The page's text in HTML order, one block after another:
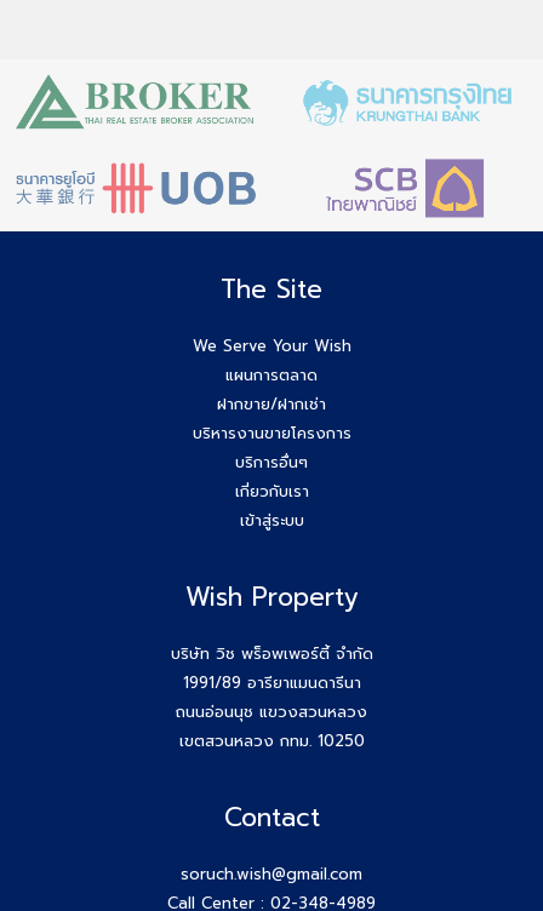
The Site
We Serve Your Wish
แผนการตลาด
ฝากขาย/ฝากเช่า
บริหารงานขายโครงการ
บริการอื่นๆ
เกี่ยวกับเรา
เข้าสู่ระบบ
Wish Property
บริษัท วิช พร็อพเพอร์ตี้ จำกัด
1991/89 อารียาแมนดารีนา
ถนนอ่อนนุช แขวงสวนหลวง
เขตสวนหลวง กทม. 10250
Contact
soruch.wish@gmail.com
Call Center : 02-348-4989